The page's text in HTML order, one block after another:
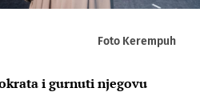
Foto Kerempuh
i gurnuti njegovu